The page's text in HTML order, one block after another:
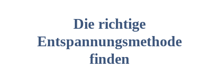
Die richtige
Entspannungsmethode
finden